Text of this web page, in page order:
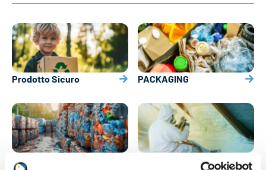
Prodotto Sicuro PACKAGING